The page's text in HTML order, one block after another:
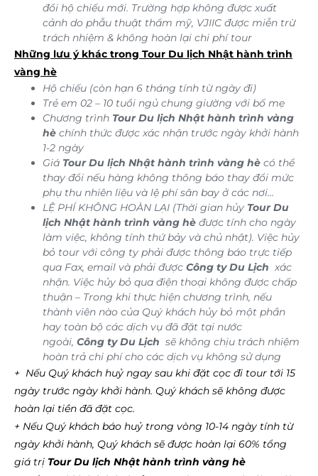
đổi hộ chiếu mới. Trường hợp không được xuất
cảnh do phẫu thuật thẩm mỹ, VJIIC được miễn trừ
trách nhiệm & không hoàn lại chi phí tour
Những lưu ý khác trong Tour Du lịch Nhật hành trình
vàng hè
Hộ chiếu (còn hạn 6 tháng tính từ ngày đi)
Trẻ em 02 – 10 tuổi ngủ chung giường với bố mẹ
Chương trình Tour Du lịch Nhật hành trình vàng
hè chính thức được xác nhận trước ngày khởi hành
1-2 ngày
Giá Tour Du lịch Nhật hành trình vàng hè có thể
thay đổi nếu hàng không thông báo thay đổi mức
phụ thu nhiên liệu và lệ phí sân bay ở các nơi…
LỆ PHÍ KHÔNG HOÀN LẠI (Thời gian hủy Tour Du
lịch Nhật hành trình vàng hè được tính cho ngày
làm việc, không tính thứ bảy và chủ nhật). Việc hủy
bỏ tour với công ty phải được thông báo trực tiếp
qua Fax, email và phải được Công ty Du Lịch xác
nhận. Việc hủy bỏ qua điện thoại không được chấp
thuận – Trong khi thực hiện chương trình, nếu
thành viên nào của Quý khách hủy bỏ một phần
hay toàn bộ các dịch vụ đã đặt tại nước
ngoài, Công ty Du Lịch sẽ không chịu trách nhiệm
hoàn trả chi phí cho các dịch vụ không sử dụng
+ Nếu Quý khách huỷ ngay sau khi đặt cọc đi tour tới 15
ngày trước ngày khởi hành. Quý khách sẽ không được
hoàn lại tiền đã đặt cọc.
+ Nếu Quý khách báo huỷ trong vòng 10-14 ngày tính từ
ngày khởi hành, Quý khách sẽ được hoàn lại 60% tổng
giá trị Tour Du lịch Nhật hành trình vàng hè